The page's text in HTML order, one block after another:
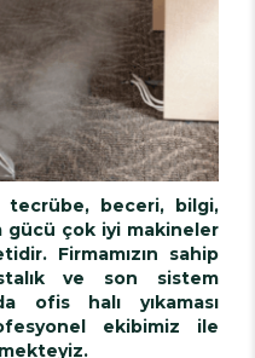
tecrübe, beceri, bilgi,
gücü çok iyi makineler
Firmamızın sahip
ve son sistem
ofis halı yıkaması
ekibimiz ile